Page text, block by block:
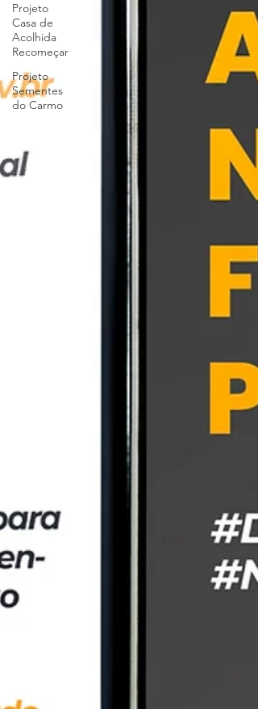
Projeto
Casa de
Acolhida
Recomeçar
Projeto
Sementes
do Carmo